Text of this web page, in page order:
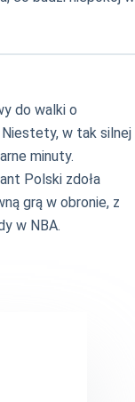
do walki o
w tak silnej
minuty.
Polski zdoła
grą w obronie, z
w NBA.